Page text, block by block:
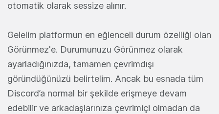
otomatik olarak sessize alınır.
Gelelim platformun en eğlenceli durum özelliği olan
Görünmez'e. Durumunuzu Görünmez olarak
ayarladığınızda, tamamen çevrimdışı
göründüğünüzü belirtelim. Ancak bu esnada tüm
Discord’a normal bir şekilde erişmeye devam
edebilir ve arkadaşlarınıza çevrimiçi olmadan da